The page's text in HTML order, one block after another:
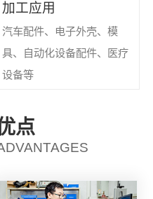
加工应用
汽车配件、电子外壳、模
具、自动化设备配件、医疗
设备等
点